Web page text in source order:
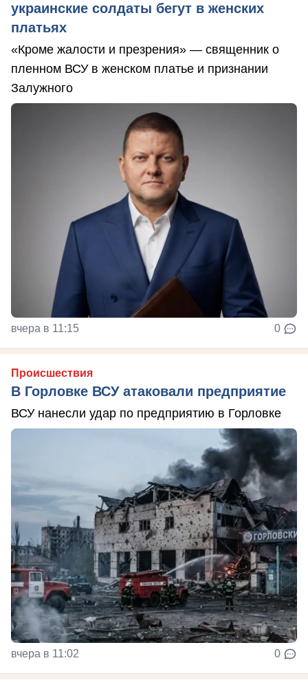
украинские солдаты бегут в женских
платьях
«Кроме жалости и презрения» — священник о
пленном ВСУ в женском платье и признании
Залужного
вчера в 11:15 0
Происшествия
В Горловке ВСУ атаковали предприятие
ВСУ нанесли удар по предприятию в Горловке
вчера в 11:02 0